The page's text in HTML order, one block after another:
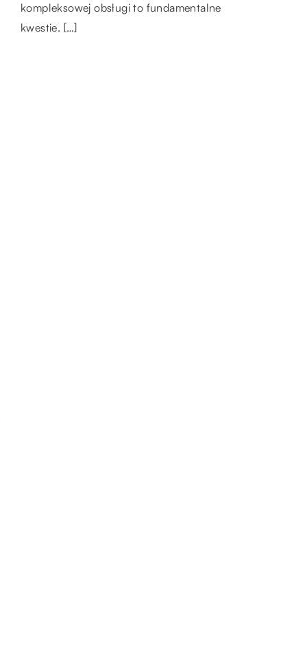
codziennego funkcjonowania. Wśród nich –
nienasyconych […]
kompleksowej obsługi to fundamentalne
kwestie. […]
również wiele […]